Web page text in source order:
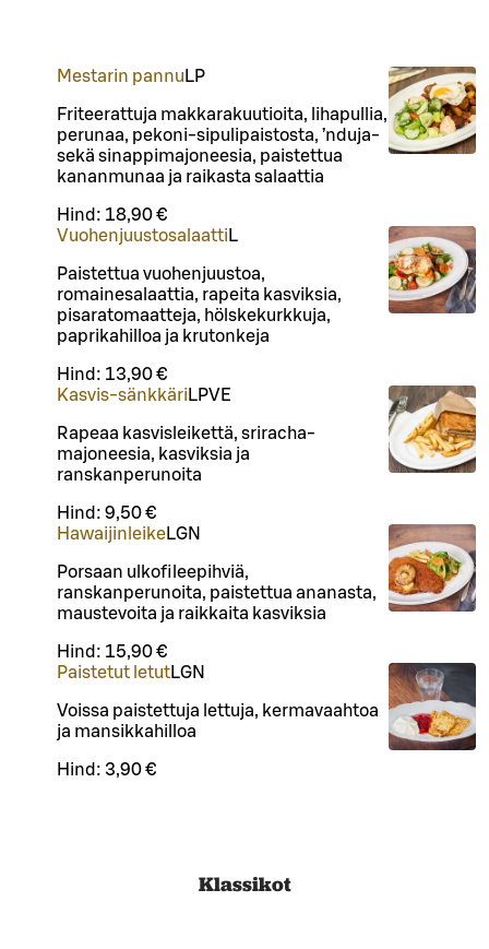
Mestarin pannu LP
Friteerattuja makkarakuutioita, lihapullia,
perunaa, pekoni-sipulipaistosta, ’nduja-
sekä sinappimajoneesia, paistettua
kananmunaa ja raikasta salaattia
Hind: 18,90 €
Vuohenjuustosalaatti L
Paistettua vuohenjuustoa,
romainesalaattia, rapeita kasviksia,
pisaratomaatteja, hölskekurkkuja,
paprikahilloa ja krutonkeja
Hind: 13,90 €
Kasvis-sänkkäri LPVE
Rapeaa kasvisleikettä, sriracha-
majoneesia, kasviksia ja
ranskanperunoita
Hind: 9,50 €
HawaijinleikeLGN
Porsaan ulkofileepihviä,
ranskanperunoita, paistettua ananasta,
maustevoita ja raikkaita kasviksia
Hind: 15,90 €
Paistetut letutLGN
Voissa paistettuja lettuja, kermavaahtoa
ja mansikkahilloa
Hind: 3,90 €
Klassikot